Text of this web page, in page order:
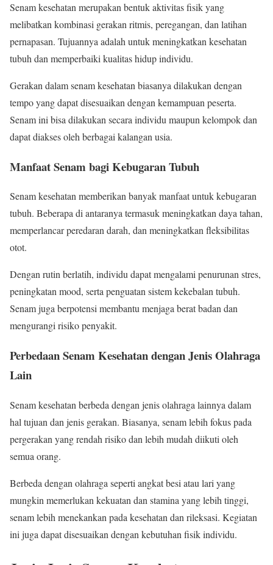
Senam kesehatan merupakan bentuk aktivitas fisik yang
melibatkan kombinasi gerakan ritmis, peregangan, dan latihan
pernapasan. Tujuannya adalah untuk meningkatkan kesehatan
tubuh dan memperbaiki kualitas hidup individu.
Gerakan dalam senam kesehatan biasanya dilakukan dengan
tempo yang dapat disesuaikan dengan kemampuan peserta.
Senam ini bisa dilakukan secara individu maupun kelompok dan
dapat diakses oleh berbagai kalangan usia.
Manfaat Senam bagi Kebugaran Tubuh
Senam kesehatan memberikan banyak manfaat untuk kebugaran
tubuh. Beberapa di antaranya termasuk meningkatkan daya tahan,
memperlancar peredaran darah, dan meningkatkan fleksibilitas
otot.
Dengan rutin berlatih, individu dapat mengalami penurunan stres,
peningkatan mood, serta penguatan sistem kekebalan tubuh.
Senam juga berpotensi membantu menjaga berat badan dan
mengurangi risiko penyakit.
Perbedaan Senam Kesehatan dengan Jenis Olahraga
Lain
Senam kesehatan berbeda dengan jenis olahraga lainnya dalam
hal tujuan dan jenis gerakan. Biasanya, senam lebih fokus pada
pergerakan yang rendah risiko dan lebih mudah diikuti oleh
semua orang.
Berbeda dengan olahraga seperti angkat besi atau lari yang
mungkin memerlukan kekuatan dan stamina yang lebih tinggi,
senam lebih menekankan pada kesehatan dan rileksasi. Kegiatan
ini juga dapat disesuaikan dengan kebutuhan fisik individu.